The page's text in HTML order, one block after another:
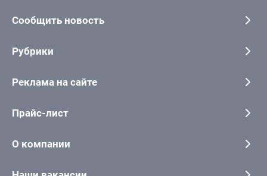
Сообщить новость
Рубрики
Реклама на сайте
Прайс-лист
О компании